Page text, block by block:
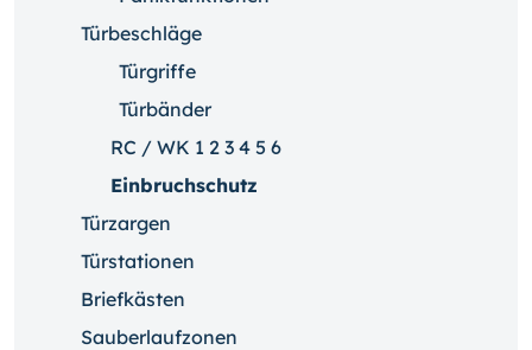
Türbeschläge
Türgriffe
Türbänder
RC / WK 1 2 3 4 5 6
Einbruchschutz
Türzargen
Türstationen
Briefkästen
Sauberlaufzonen